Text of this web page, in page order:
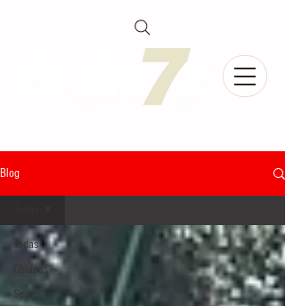
Blog
Todas
Chiapas
Sports